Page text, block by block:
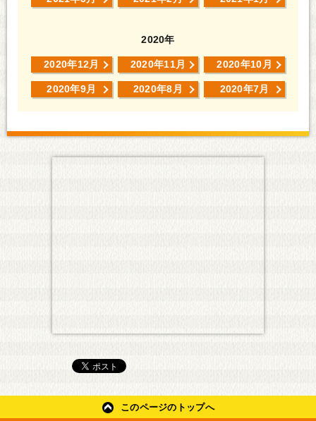
2020年
2020年12月 2020年11月 2020年10月
2020年9月 2020年8月 2020年7月
このページのトップへ